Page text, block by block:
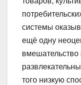
системы
ещё одну
того низкую